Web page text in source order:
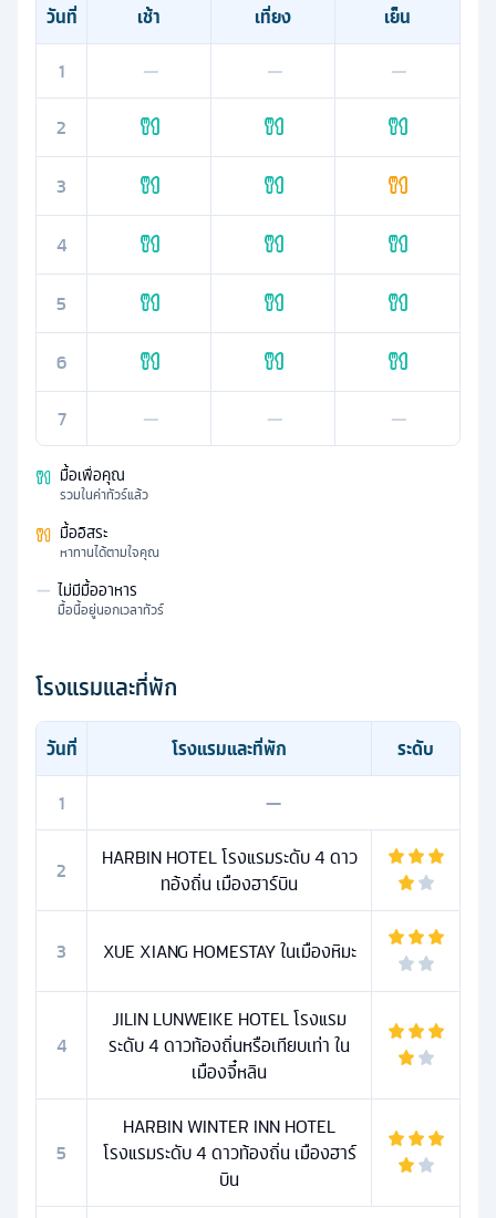
วันที่ เช้า เที่ยง
เย็น
1
— —
—
2
3
4
5
6
7
— — —
มื้อเพื่อคุณ
รวมในค่าทัวร์แล้ว
มื้ออิสระ
หาทานได้ตามใจคุณ
— ไม่มีมื้ออาหาร
มื้อนี้อยู่นอกเวลาทัวร์
โรงแรมและที่พัก
วันที่ โรงแรมและที่พัก
ระดับ
1
—
2
HARBIN HOTEL โรงแรมระดับ 4 ดาว
ทอ้งถิ่น เมืองฮาร์บิน
3 XUE XIANG HOMESTAY ในเมืองหิมะ
4
JILIN LUNWEIKE HOTEL โรงแรม
ระดับ 4 ดาวท้องถิ่นหรือเทียบเท่า ใน
เมืองจี๋หลิน
5
HARBIN WINTER INN HOTEL
โรงแรมระดับ 4 ดาวท้องถิ่น เมืองฮาร์
บิน